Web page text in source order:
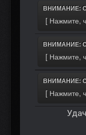
ВНИМАНИЕ:
ВНИМАНИЕ:
ВНИМАНИЕ: